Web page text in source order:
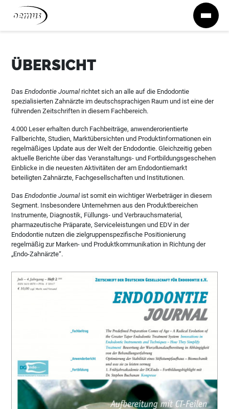
Zum Inhalt springen
ÜBERSICHT
DasEndodontie Journal richtet sich an alle auf die Endodontie
spezialisierten Zahnärzte im deutschsprachigen Raum und ist eine der
führenden Zeitschriften in diesem Fachbereich.
4.000 Leser erhalten durch Fachbeiträge, anwenderorientierte
Fallberichte, Studien, Marktübersichten und Produktinformationen ein
regelmäßiges Update aus der Welt der Endodontie. Gleichzeitig geben
aktuelle Berichte über das Veranstaltungs- und Fortbildungsgeschehen
Einblicke in die neuesten Aktivitäten der am Endodontiemarkt
beteiligten Zahnärzte, Fachgesellschaften und Institutionen.
DasEndodontie Journal ist somit ein wichtiger Werbeträger in diesem
Segment. Insbesondere Unternehmen aus den Produktbereichen
Instrumente, Diagnostik, Füllungs- und Verbrauchsmaterial,
pharmazeutische Präparate, Serviceleistungen und EDV in der
Endodontie nutzen die zielgruppenspezifische Positionierung
regelmäßig zur Marken- und Produktkommunikation in Richtung der
„Endo-Zahnärzte“.